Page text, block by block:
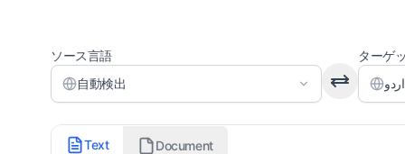
ソース言語
自動検出
ターゲ
翻訳スタイル
Text Document